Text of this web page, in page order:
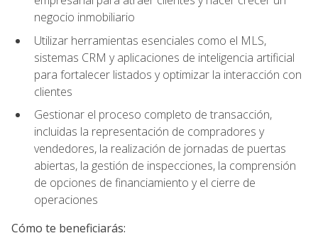
negocio inmobiliario
Utilizar herramientas esenciales como el MLS,
sistemas CRM y aplicaciones de inteligencia artificial
para fortalecer listados y optimizar la interacción con
clientes
Gestionar el proceso completo de transacción,
incluidas la representación de compradores y
vendedores, la realización de jornadas de puertas
abiertas, la gestión de inspecciones, la comprensión
de opciones de financiamiento y el cierre de
operaciones
Cómo te beneficiarás: